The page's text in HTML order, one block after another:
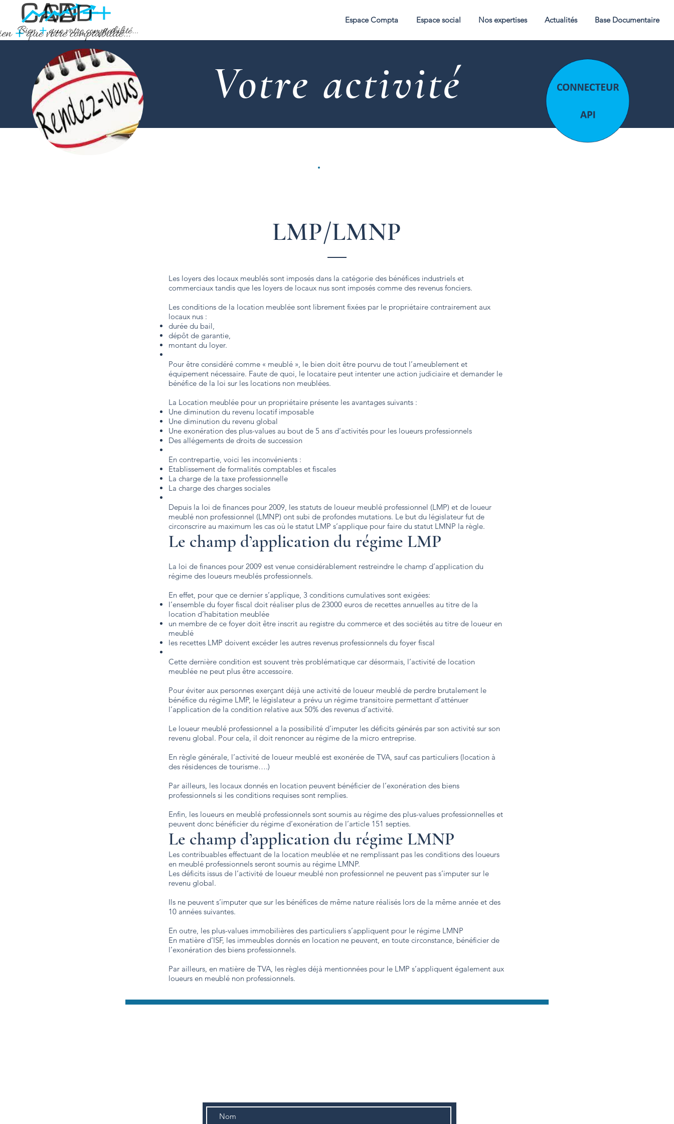
Espace Compta Espace social Nos expertises Actualités Base Documentaire
Votre activité
LMP/LMNP
Les loyers des locaux meublés sont imposés dans la catégorie des bénéfices industriels et
commerciaux tandis que les loyers de locaux nus sont imposés comme des revenus fonciers.
Les conditions de la location meublée sont librement fixées par le propriétaire contrairement aux
locaux nus :
durée du bail,
dépôt de garantie,
montant du loyer.
Pour être considéré comme « meublé », le bien doit être pourvu de tout l’ameublement et
équipement nécessaire. Faute de quoi, le locataire peut intenter une action judiciaire et demander le
bénéfice de la loi sur les locations non meublées.
La Location meublée pour un propriétaire présente les avantages suivants :
Une diminution du revenu locatif imposable
Une diminution du revenu global
Une exonération des plus-values au bout de 5 ans d’activités pour les loueurs professionnels
Des allégements de droits de succession
En contrepartie, voici les inconvénients :
Etablissement de formalités comptables et fiscales
La charge de la taxe professionnelle
La charge des charges sociales
Depuis la loi de finances pour 2009, les statuts de loueur meublé professionnel (LMP) et de loueur
meublé non professionnel (LMNP) ont subi de profondes mutations. Le but du législateur fut de
circonscrire au maximum les cas où le statut LMP s’applique pour faire du statut LMNP la règle.
Le champ d’application du régime LMP
La loi de finances pour 2009 est venue considérablement restreindre le champ d’application du
régime des loueurs meublés professionnels.
En effet, pour que ce dernier s’applique, 3 conditions cumulatives sont exigées:
l’ensemble du foyer fiscal doit réaliser plus de 23000 euros de recettes annuelles au titre de la
location d’habitation meublée
un membre de ce foyer doit être inscrit au registre du commerce et des sociétés au titre de loueur en
meublé
les recettes LMP doivent excéder les autres revenus professionnels du foyer fiscal
Cette dernière condition est souvent très problématique car désormais, l’activité de location
meublée ne peut plus être accessoire.
Pour éviter aux personnes exerçant déjà une activité de loueur meublé de perdre brutalement le
bénéfice du régime LMP, le législateur a prévu un régime transitoire permettant d’atténuer
l’application de la condition relative aux 50% des revenus d’activité.
Le loueur meublé professionnel a la possibilité d’imputer les déficits générés par son activité sur son
revenu global. Pour cela, il doit renoncer au régime de la micro entreprise.
En règle générale, l’activité de loueur meublé est exonérée de TVA, sauf cas particuliers (location à
des résidences de tourisme….)
Par ailleurs, les locaux donnés en location peuvent bénéficier de l’exonération des biens
professionnels si les conditions requises sont remplies.
Enfin, les loueurs en meublé professionnels sont soumis au régime des plus-values professionnelles et
peuvent donc bénéficier du régime d’exonération de l’article 151 septies.
Le champ d’application du régime LMNP
Les contribuables effectuant de la location meublée et ne remplissant pas les conditions des loueurs
en meublé professionnels seront soumis au régime LMNP.
Les déficits issus de l’activité de loueur meublé non professionnel ne peuvent pas s’imputer sur le
revenu global.
Ils ne peuvent s’imputer que sur les bénéfices de même nature réalisés lors de la même année et des
10 années suivantes.
En outre, les plus-values immobilières des particuliers s’appliquent pour le régime LMNP
En matière d’ISF, les immeubles donnés en location ne peuvent, en toute circonstance, bénéficier de
l’exonération des biens professionnels.
Par ailleurs, en matière de TVA, les règles déjà mentionnées pour le LMP s’appliquent également aux
loueurs en meublé non professionnels.